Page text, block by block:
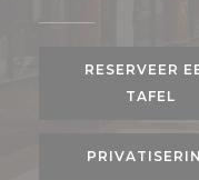
RESERVEER
TAFEL